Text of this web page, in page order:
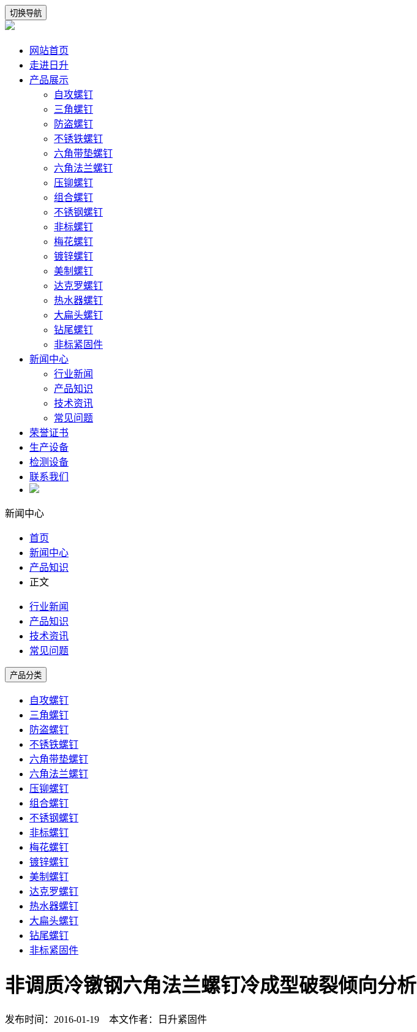
切换导航
网站首页
走进日升
产品展示
自攻螺钉
三角螺钉
防盗螺钉
不锈铁螺钉
六角带垫螺钉
六角法兰螺钉
压铆螺钉
组合螺钉
不锈钢螺钉
非标螺钉
梅花螺钉
镀锌螺钉
美制螺钉
达克罗螺钉
热水器螺钉
大扁头螺钉
钻尾螺钉
非标紧固件
新闻中心
行业新闻
产品知识
技术资讯
常见问题
荣誉证书
生产设备
检测设备
联系我们
新闻中心
首页
新闻中心
产品知识
正文
行业新闻
产品知识
技术资讯
常见问题
产品分类
自攻螺钉
三角螺钉
防盗螺钉
不锈铁螺钉
六角带垫螺钉
六角法兰螺钉
压铆螺钉
组合螺钉
不锈钢螺钉
非标螺钉
梅花螺钉
镀锌螺钉
美制螺钉
达克罗螺钉
热水器螺钉
大扁头螺钉
钻尾螺钉
非标紧固件
非调质冷镦钢六角法兰螺钉冷成型破裂倾向分析
发布时间：2016-01-19 本文作者：日升紧固件